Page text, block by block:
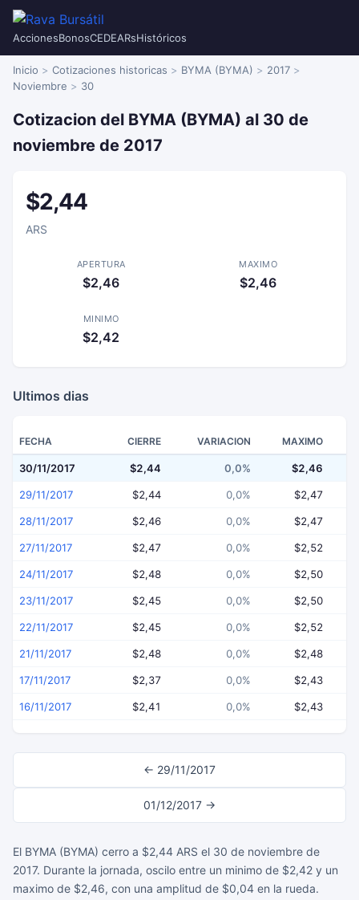
AccionesBonosCEDEARsHistóricos
Inicio Cotizaciones historicas BYMA (BYMA)
2017
Noviembre
30
Cotizacion del BYMA (BYMA) al 30 de
noviembre de 2017
$2,44
ARS
APERTURA
$2,46
MAXIMO
$2,46
MINIMO
$2,42
Ultimos dias
FECHA CIERRE VARIACION MAXIMO
30/11/2017 $2,44 0,0% $2,46
29/11/2017 $2,44 0,0% $2,47
28/11/2017 $2,46 0,0% $2,47
27/11/2017 $2,47 0,0% $2,52
24/11/2017 $2,48 0,0% $2,50
23/11/2017 $2,45 0,0% $2,50
22/11/2017 $2,45 0,0% $2,52
21/11/2017 $2,48 0,0% $2,48
17/11/2017 $2,37 0,0% $2,43
16/11/2017 $2,41 0,0% $2,43
← 29/11/2017
01/12/2017 →
El BYMA (BYMA) cerro a $2,44 ARS el 30 de noviembre de
2017. Durante la jornada, oscilo entre un minimo de $2,42 y un
maximo de $2,46, con una amplitud de $0,04 en la rueda.